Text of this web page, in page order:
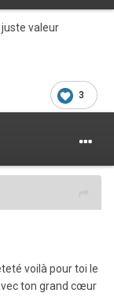
valeur
3
voilà pour toi le
ton grand cœur